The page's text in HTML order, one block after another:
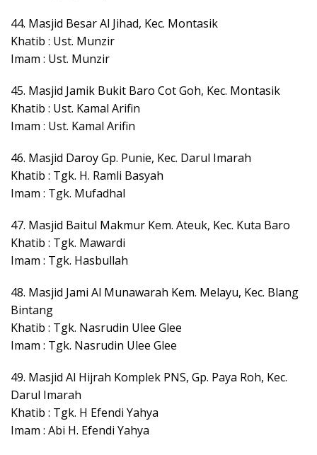
44. Masjid Besar Al Jihad, Kec. Montasik
Khatib : Ust. Munzir
Imam : Ust. Munzir
45. Masjid Jamik Bukit Baro Cot Goh, Kec. Montasik
Khatib : Ust. Kamal Arifin
Imam : Ust. Kamal Arifin
46. Masjid Daroy Gp. Punie, Kec. Darul Imarah
Khatib : Tgk. H. Ramli Basyah
Imam : Tgk. Mufadhal
47. Masjid Baitul Makmur Kem. Ateuk, Kec. Kuta Baro
Khatib : Tgk. Mawardi
Imam : Tgk. Hasbullah
48. Masjid Jami Al Munawarah Kem. Melayu, Kec. Blang
Bintang
Khatib : Tgk. Nasrudin Ulee Glee
Imam : Tgk. Nasrudin Ulee Glee
49. Masjid Al Hijrah Komplek PNS, Gp. Paya Roh, Kec.
Darul Imarah
Khatib : Tgk. H Efendi Yahya
Imam : Abi H. Efendi Yahya